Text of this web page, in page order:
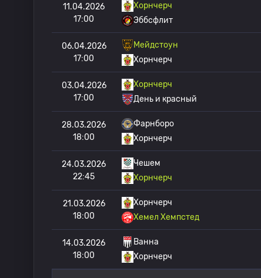
11.04.2026
17:00
Хорнчерч
Эббсфлит
06.04.2026
17:00
Мейдстоун
Хорнчерч
03.04.2026
17:00
Хорнчерч
День и красный
28.03.2026
18:00
Фарнборо
Хорнчерч
24.03.2026
22:45
Чешем
Хорнчерч
21.03.2026
18:00
Хорнчерч
Хемел Хемпстед
14.03.2026
18:00
Ванна
Хорнчерч